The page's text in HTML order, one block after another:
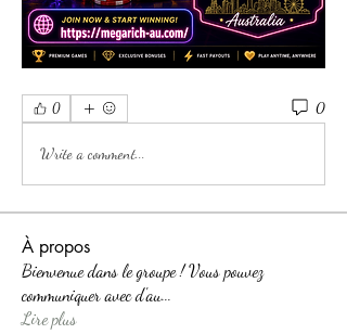
0 0
Write a comment...
À propos
Bienvenue dans le groupe ! Vous pouvez
communiquer avec d'au...
Lire plus